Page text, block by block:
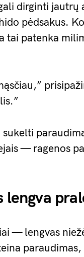
dirginti jautrų
pėdsakus.
tai patenka
sukelti
— ragenos
lengva
— lengvas